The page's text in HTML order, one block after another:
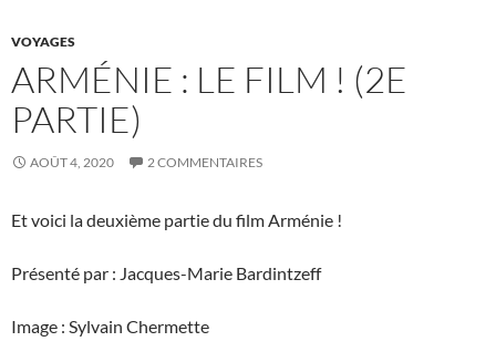
VOYAGES
ARMÉNIE : LE FILM ! (2E
PARTIE)
AOÛT 4, 2020 2 COMMENTAIRES
Et voici la deuxième partie du film Arménie !
Présenté par : Jacques-Marie Bardintzeff
Image : Sylvain Chermette